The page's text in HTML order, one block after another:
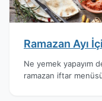
Ramazan Ayı
Ne yemek yapayım
ramazan iftar